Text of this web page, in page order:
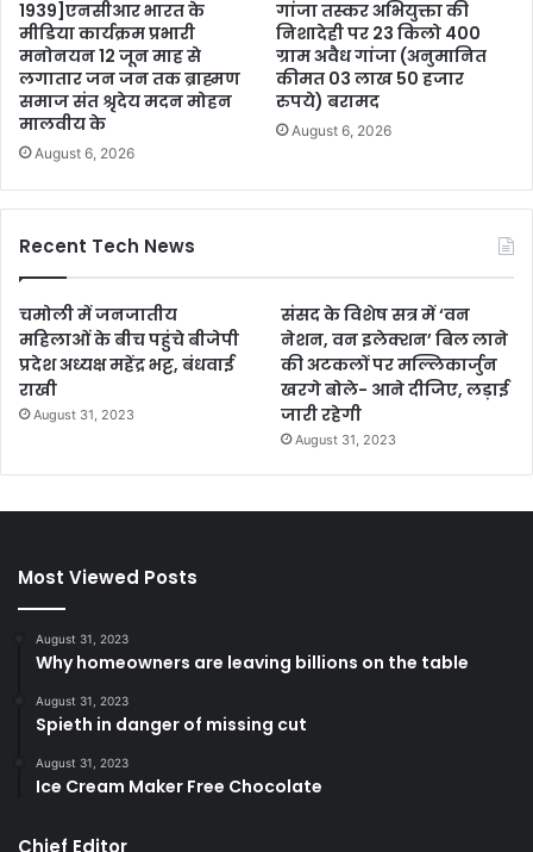
1939]एनसीआर भारत के
मीडिया कार्यक्रम प्रभारी
मनोनयन 12 जून माह से
लगातार जन जन तक ब्राह्मण
समाज संत श्रृदेय मदन मोहन
मालवीय के
August 6, 2026
गांजा तस्कर अभियुक्ता की
निशादेही पर 23 किलो 400
ग्राम अवैध गांजा (अनुमानित
कीमत 03 लाख 50 हजार
रुपये) बरामद
August 6, 2026
Recent Tech News
चमोली में जनजातीय
महिलाओं के बीच पहुंचे बीजेपी
प्रदेश अध्यक्ष महेंद्र भट्ट, बंधवाई
राखी
August 31, 2023
संसद के विशेष सत्र में ‘वन
नेशन, वन इलेक्शन’ बिल लाने
की अटकलों पर मल्लिकार्जुन
खरगे बोले- आने दीजिए, लड़ाई
जारी रहेगी
August 31, 2023
Most Viewed Posts
August 31, 2023
Why homeowners are leaving billions on the table
August 31, 2023
Spieth in danger of missing cut
August 31, 2023
Ice Cream Maker Free Chocolate
Chief Editor